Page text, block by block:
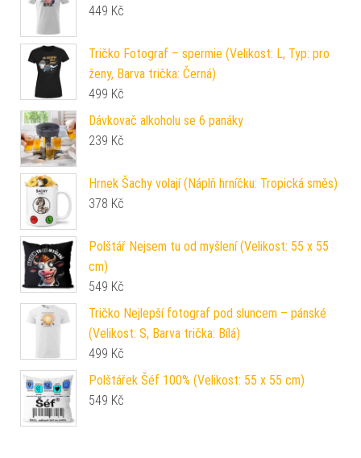
449 Kč
Tričko Fotograf – spermie (Velikost: L, Typ: pro
ženy, Barva trička: Černá)
499 Kč
Dávkovač alkoholu se 6 panáky
239 Kč
Hrnek Šachy volají (Náplň hrníčku: Tropická směs)
378 Kč
Polštář Nejsem tu od myšlení (Velikost: 55 x 55
cm)
549 Kč
Tričko Nejlepší fotograf pod sluncem – pánské
(Velikost: S, Barva trička: Bílá)
499 Kč
Polštářek Šéf 100% (Velikost: 55 x 55 cm)
549 Kč